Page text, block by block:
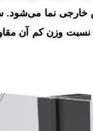
خارجی نما می‌شود.
نسبت وزن کم آن